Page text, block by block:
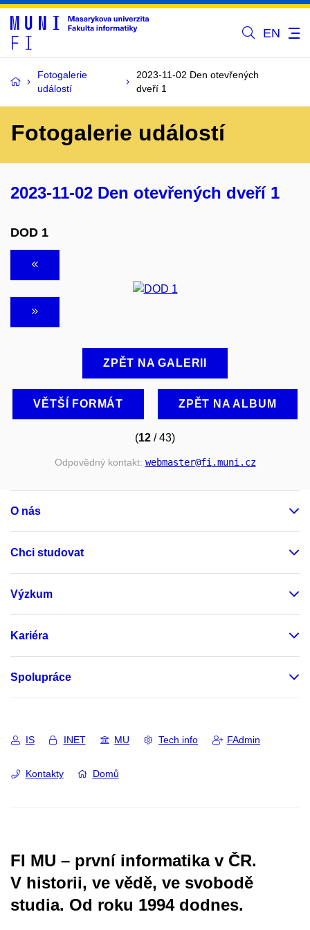
EN
Fotogalerie
událostí
2023-11-02 Den otevřených
dveří 1
Fotogalerie událostí
2023-11-02 Den otevřených dveří 1
DOD 1
ZPĚT NA GALERII
VĚTŠÍ FORMÁT ZPĚT NA ALBUM
(12 / 43)
Odpovědný kontakt: webmaster@fi.muni.cz
O nás
Chci studovat
Výzkum
Kariéra
Spolupráce
IS INET MU Tech info FAdmin
Kontakty Domů
FI MU – první informatika v ČR.
V historii, ve vědě, ve svobodě
studia. Od roku 1994 dodnes.